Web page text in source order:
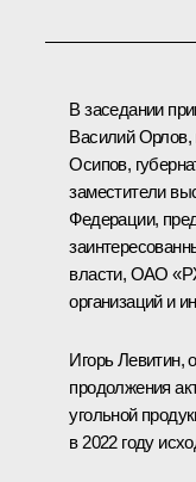
В заседании
Василий Орлов,
Осипов,
заместители
Федерации,
власти, ОАО
организаций и
Игорь Левитин,
продолжения
угольной
в 2022 году